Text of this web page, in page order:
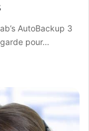
AutoBackup 3
pour…